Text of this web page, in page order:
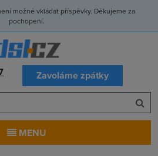
možné vkládat příspěvky. Děkujeme za
pochopení.
Zavoláme zpátky
MENU